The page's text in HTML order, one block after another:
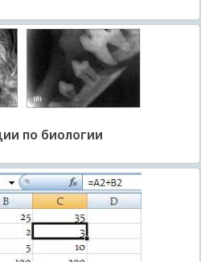
по биологии